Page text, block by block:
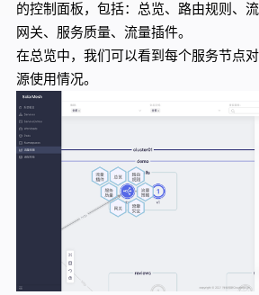
的控制面板，包括：总览、路由规则、
网关、服务质量、流量插件。
在总览中，我们可以看到每个服务节点
源使用情况。